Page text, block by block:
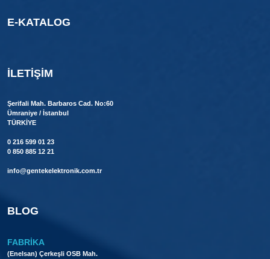
E-KATALOG
İLETIŞIM
Şerifali Mah. Barbaros Cad. No:60
Ümraniye / İstanbul
TÜRKİYE
0 216 599 01 23
0 850 885 12 21
info@gentekelektronik.com.tr
BLOG
FABRIKA
(Enelsan) Çerkeşli OSB Mah.